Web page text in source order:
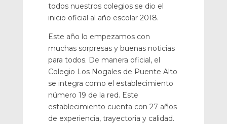
todos nuestros colegios se dio el
inicio oficial al año escolar 2018.
Este año lo empezamos con
muchas sorpresas y buenas noticias
para todos. De manera oficial, el
Colegio Los Nogales de Puente Alto
se integra como el establecimiento
número 19 de la red. Este
establecimiento cuenta con 27 años
de experiencia, trayectoria y calidad.